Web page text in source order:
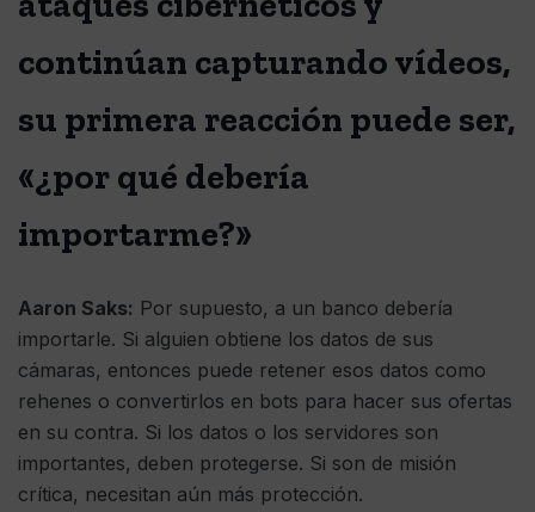
continúan capturando vídeos,
su primera reacción puede ser,
«¿por qué debería
importarme?»
Aaron Saks: Por supuesto, a un banco debería
importarle. Si alguien obtiene los datos de sus
cámaras, entonces puede retener esos datos como
rehenes o convertirlos en bots para hacer sus ofertas
en su contra. Si los datos o los servidores son
importantes, deben protegerse. Si son de misión
crítica, necesitan aún más protección.